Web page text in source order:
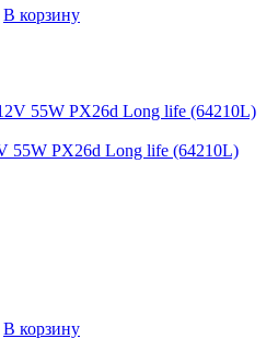
В корзину
55W PX26d Long life (64210L)
В корзину